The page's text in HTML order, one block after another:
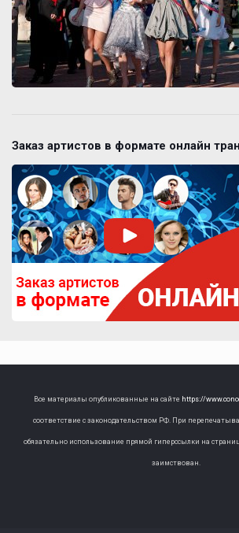
Заказ артистов в формате онлайн
Все материалы опубликованные на сайте https://
соответствие с законодательством РФ. При
обязательно использование прямой гиперссылки на
заимствован.